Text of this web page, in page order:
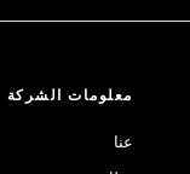
معلومات الشركة
عنا